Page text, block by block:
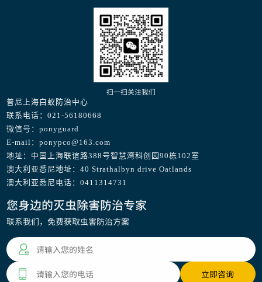
扫一扫关注我们
普尼上海白蚁防治中心
联系电话：021-56180668
微信号：ponyguard
E-mail：ponypco@163.com
地址：中国上海联谊路388号智慧湾科创园90栋102室
澳大利亚悉尼地址：40 Strathalbyn drive Oatlands
澳大利亚悉尼电话：0411314731
您身边的灭虫除害防治专家
联系我们，免费获取虫害防治方案